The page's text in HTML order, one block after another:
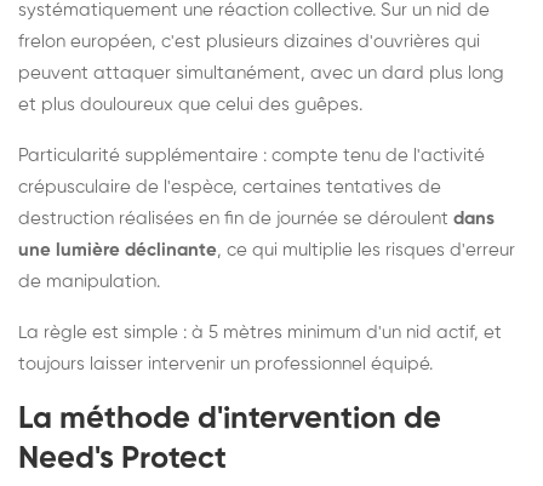
systématiquement une réaction collective. Sur un nid de
frelon européen, c'est plusieurs dizaines d'ouvrières qui
peuvent attaquer simultanément, avec un dard plus long
et plus douloureux que celui des guêpes.
Particularité supplémentaire : compte tenu de l'activité
crépusculaire de l'espèce, certaines tentatives de
destruction réalisées en fin de journée se déroulent dans
une lumière déclinante, ce qui multiplie les risques d'erreur
de manipulation.
La règle est simple : à 5 mètres minimum d'un nid actif, et
toujours laisser intervenir un professionnel équipé.
La méthode d'intervention de
Need's Protect